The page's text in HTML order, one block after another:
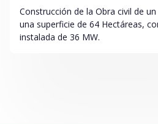
Construcción de la Obra civil de
una superficie de 64 Hectáreas,
instalada de 36 MW.